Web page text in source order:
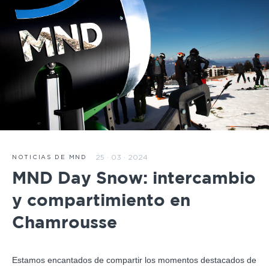
NOTICIAS DE MND 25 · 03 · 2024
MND Day Snow: intercambio
y compartimiento en
Chamrousse
Estamos encantados de compartir los momentos destacados de